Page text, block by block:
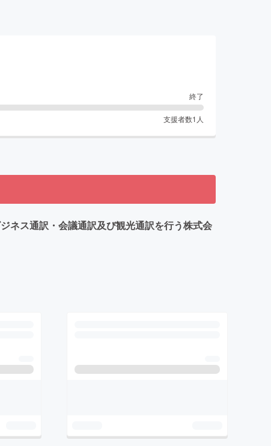
終了
支援者数1 人
ネス通訳・会議通訳及び観光通訳を行う株式会